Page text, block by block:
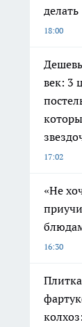
делать
18:00
век: 3
17:02
«Не
16:30